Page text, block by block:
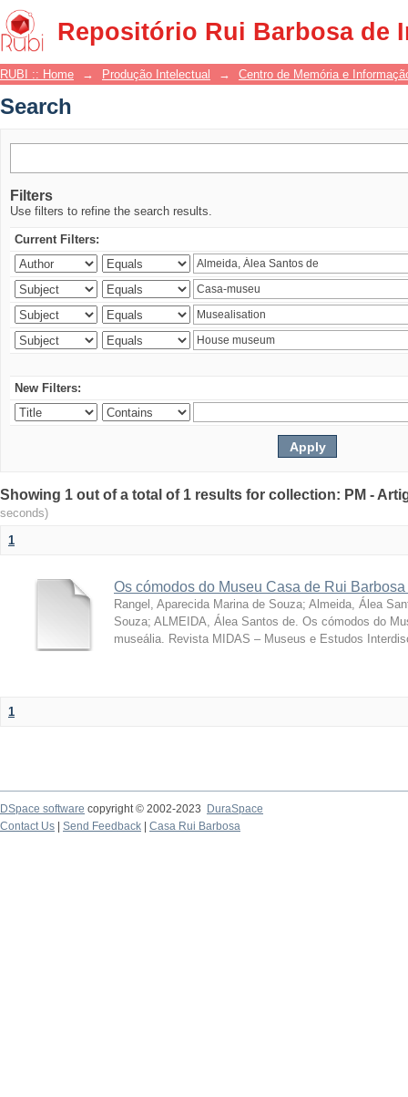
Repositório Rui Barbosa de
Search
RUBI :: Home → Produção Intelectual → Centro de Memória e
Search
Filters
Use filters to refine the search results.
Current Filters:
New Filters:
Showing 1 out of a total of 1 results for collection: PM -
seconds)
1
Os cómodos do Museu Casa de Rui
Rangel, Aparecida Marina de Souza; Almeida, Álea
Souza; ALMEIDA, Álea Santos de. Os cómodos do
museália. Revista MIDAS – Museus e Estudos
1
DSpace software copyright © 2002-2023
DuraSpace
Contact Us
Send Feedback Casa Rui Barbosa